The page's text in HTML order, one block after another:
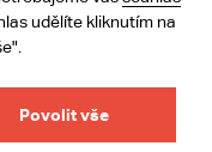
udělíte kliknutím na
Povolit vše